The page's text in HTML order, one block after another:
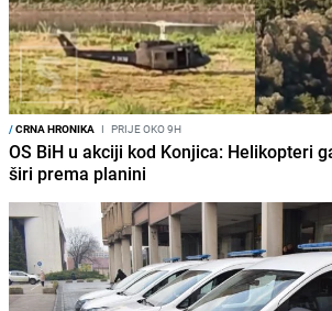
/CRNA HRONIKA I PRIJE OKO 9H
OS BiH u akciji kod Konjica: Helikopteri
širi prema planini